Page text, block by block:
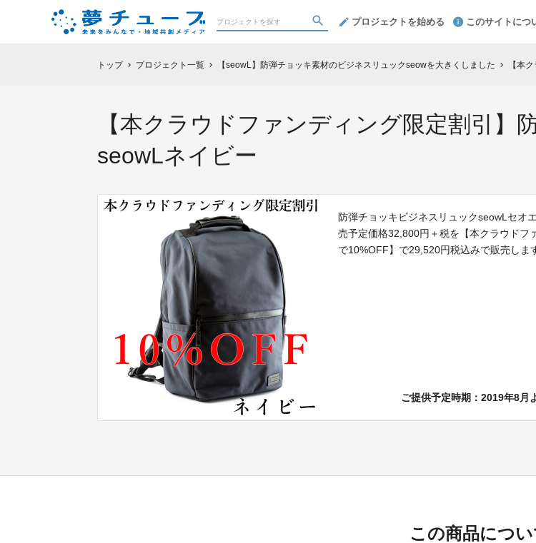
プロジェクトを始める このサイトにつ
トップ chevron_right プロジェクト一覧 chevron_right 【seowL】防弾チョッキ素材のビジネスリュックseowを大きくしました chevron_right 【本
【本クラウドファンディング限定割引】
seowLネイビー
防弾チョッキビジネスリュックseowLセオ
売予定価格32,800円＋税を【本クラウドフ
で10%OFF】で29,520円税込みで販売しま
ご提供予定時期：2019年8月
この商品につい